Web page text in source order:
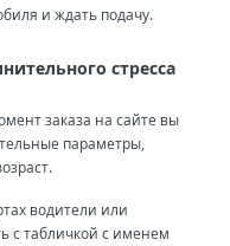
и ждать подачу.
стресса
заказа на сайте вы
параметры,
водители или
с табличкой с именем